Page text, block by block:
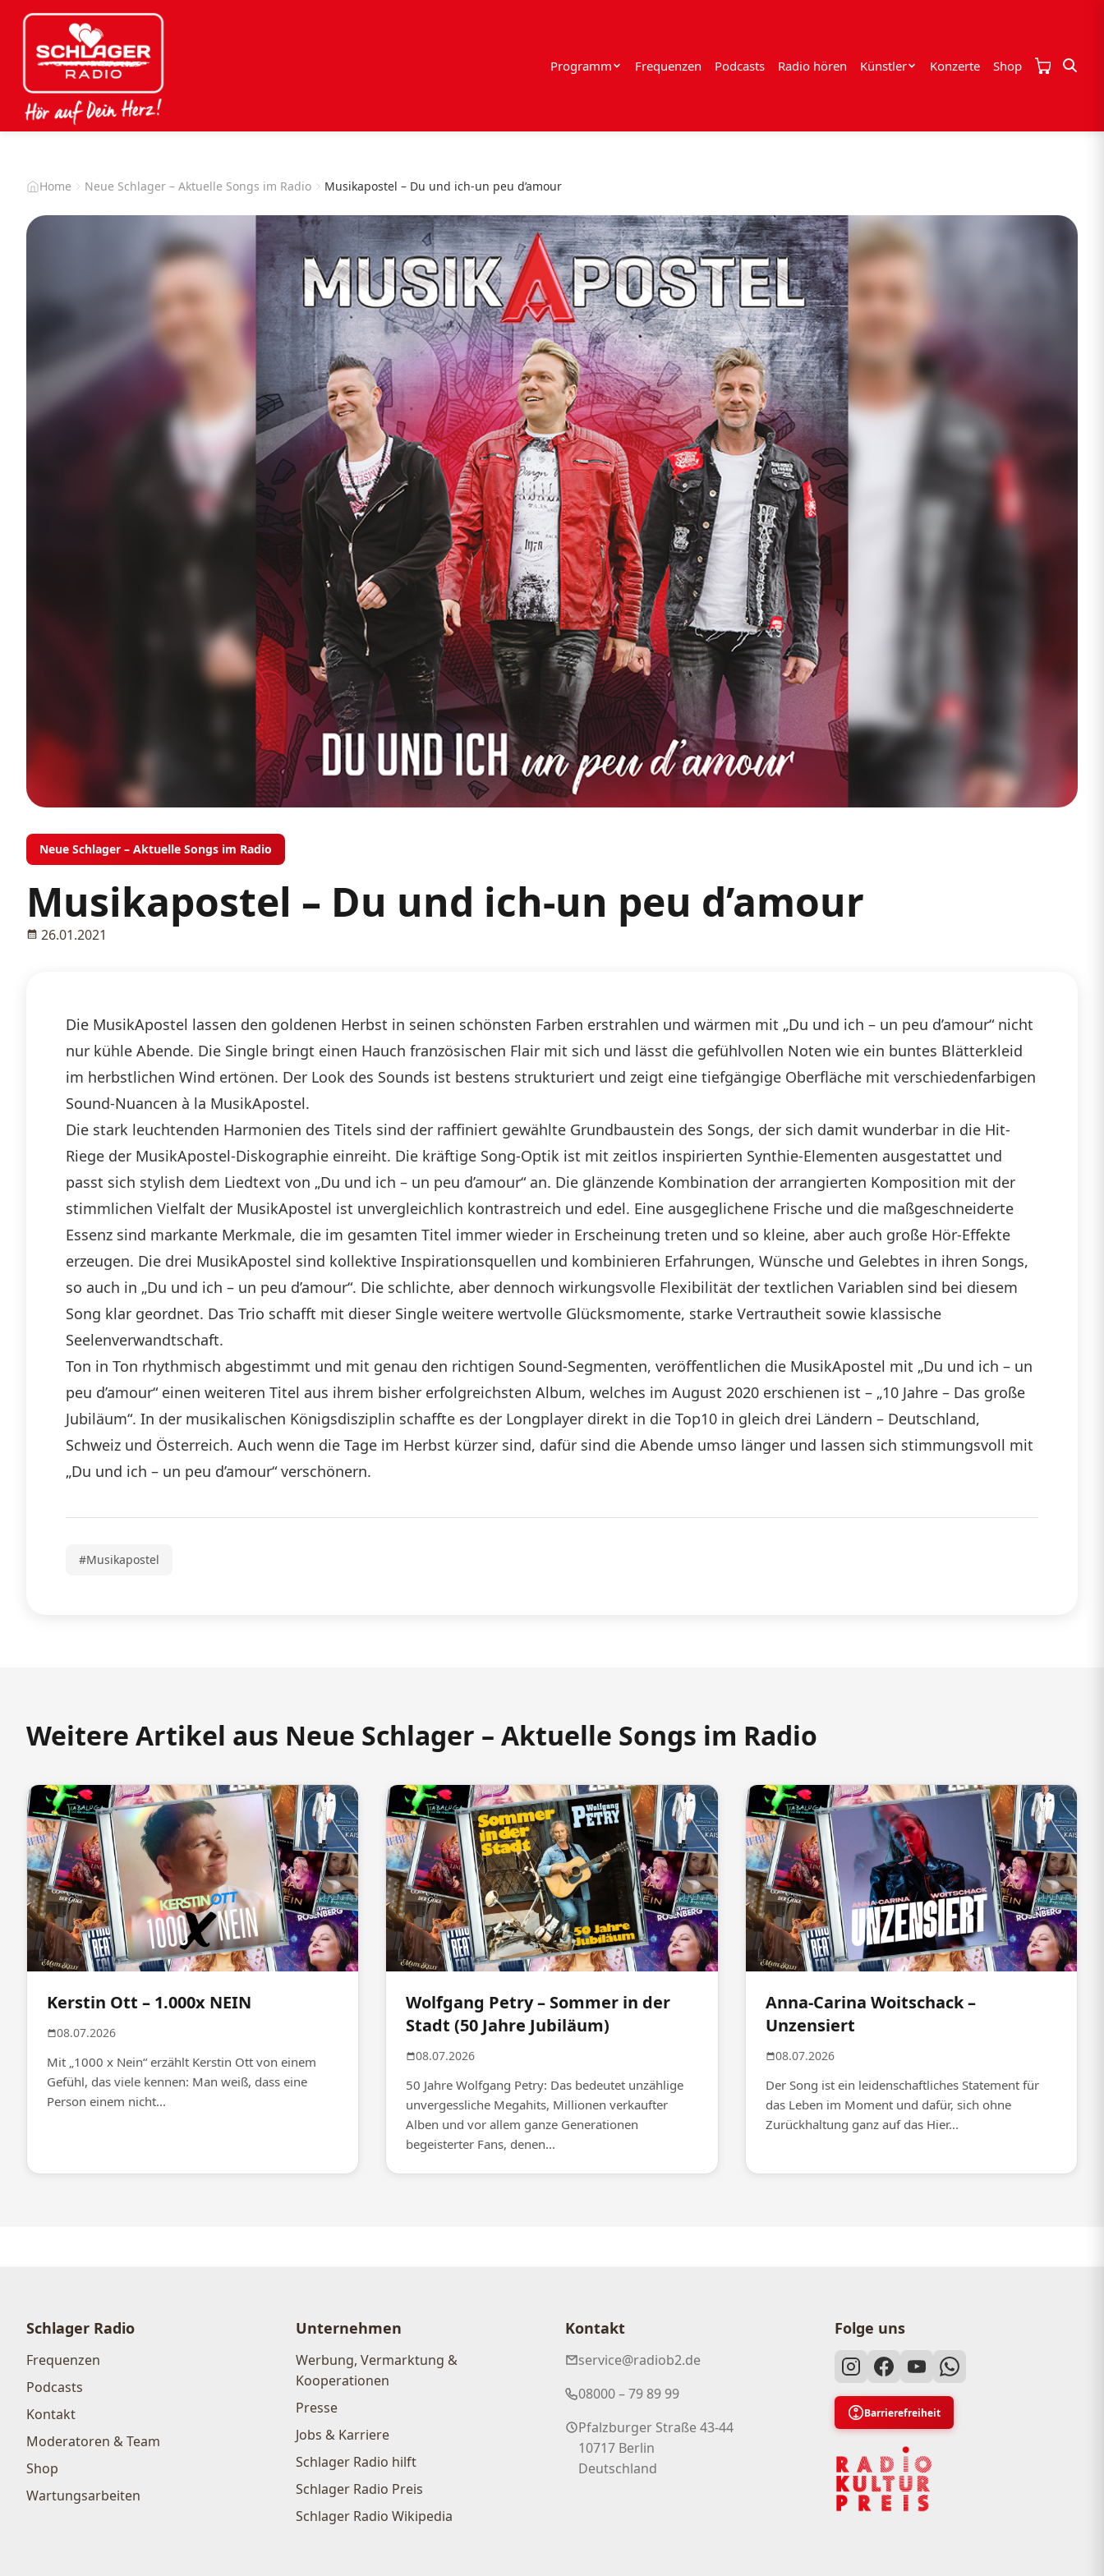
Programm Frequenzen Podcasts Radio hören Künstler Konzerte Shop
Home Neue Schlager – Aktuelle Songs im Radio Musikapostel – Du und ich-un peu d’amour
Neue Schlager – Aktuelle Songs im Radio
Musikapostel – Du und ich-un peu d’amour
26.01.2021
Die MusikApostel lassen den goldenen Herbst in seinen schönsten Farben erstrahlen und wärmen mit „Du und ich – un peu d’amour“ nicht
nur kühle Abende. Die Single bringt einen Hauch französischen Flair mit sich und lässt die gefühlvollen Noten wie ein buntes Blätterkleid
im herbstlichen Wind ertönen. Der Look des Sounds ist bestens strukturiert und zeigt eine tiefgängige Oberfläche mit verschiedenfarbigen
Sound-Nuancen à la MusikApostel.
Die stark leuchtenden Harmonien des Titels sind der raffiniert gewählte Grundbaustein des Songs, der sich damit wunderbar in die Hit-
Riege der MusikApostel-Diskographie einreiht. Die kräftige Song-Optik ist mit zeitlos inspirierten Synthie-Elementen ausgestattet und
passt sich stylish dem Liedtext von „Du und ich – un peu d’amour“ an. Die glänzende Kombination der arrangierten Komposition mit der
stimmlichen Vielfalt der MusikApostel ist unvergleichlich kontrastreich und edel. Eine ausgeglichene Frische und die maßgeschneiderte
Essenz sind markante Merkmale, die im gesamten Titel immer wieder in Erscheinung treten und so kleine, aber auch große Hör-Effekte
erzeugen. Die drei MusikApostel sind kollektive Inspirationsquellen und kombinieren Erfahrungen, Wünsche und Gelebtes in ihren Songs,
so auch in „Du und ich – un peu d’amour“. Die schlichte, aber dennoch wirkungsvolle Flexibilität der textlichen Variablen sind bei diesem
Song klar geordnet. Das Trio schafft mit dieser Single weitere wertvolle Glücksmomente, starke Vertrautheit sowie klassische
Seelenverwandtschaft.
Ton in Ton rhythmisch abgestimmt und mit genau den richtigen Sound-Segmenten, veröffentlichen die MusikApostel mit „Du und ich – un
peu d’amour“ einen weiteren Titel aus ihrem bisher erfolgreichsten Album, welches im August 2020 erschienen ist – „10 Jahre – Das große
Jubiläum“. In der musikalischen Königsdisziplin schaffte es der Longplayer direkt in die Top10 in gleich drei Ländern – Deutschland,
Schweiz und Österreich. Auch wenn die Tage im Herbst kürzer sind, dafür sind die Abende umso länger und lassen sich stimmungsvoll mit
„Du und ich – un peu d’amour“ verschönern.
#Musikapostel
Weitere Artikel aus Neue Schlager – Aktuelle Songs im Radio
Kerstin Ott – 1.000x NEIN
08.07.2026
Mit „1000 x Nein“ erzählt Kerstin Ott von einem
Gefühl, das viele kennen: Man weiß, dass eine
Person einem nicht...
Wolfgang Petry – Sommer in der
Stadt (50 Jahre Jubiläum)
08.07.2026
50 Jahre Wolfgang Petry: Das bedeutet unzählige
unvergessliche Megahits, Millionen verkaufter
Alben und vor allem ganze Generationen
begeisterter Fans, denen...
Anna-Carina Woitschack –
Unzensiert
08.07.2026
Der Song ist ein leidenschaftliches Statement für
das Leben im Moment und dafür, sich ohne
Zurückhaltung ganz auf das Hier...
Schlager Radio
Frequenzen
Podcasts
Kontakt
Moderatoren & Team
Shop
Wartungsarbeiten
Unternehmen
Werbung, Vermarktung &
Kooperationen
Presse
Jobs & Karriere
Schlager Radio hilft
Schlager Radio Preis
Schlager Radio Wikipedia
Kontakt
service@radiob2.de
08000 – 79 89 99
Pfalzburger Straße 43-44
10717 Berlin
Deutschland
Folge uns
Barrierefreiheit